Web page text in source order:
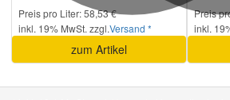
Preis pro Liter: 58,53 €
inkl. 19% MwSt. zzgl.Versand *
zum Artikel
Preis
inkl.